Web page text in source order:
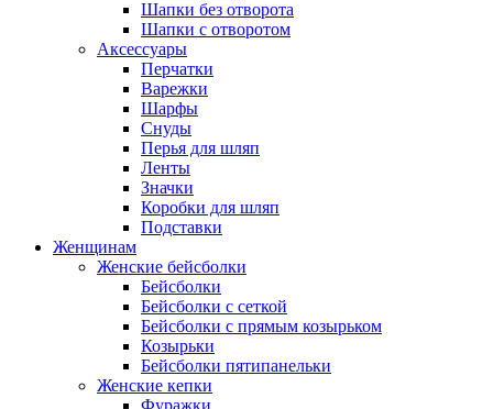
Шапки без отворота
Шапки с отворотом
Аксессуары
Перчатки
Варежки
Шарфы
Снуды
Перья для шляп
Ленты
Значки
Коробки для шляп
Подставки
Женщинам
Женские бейсболки
Бейсболки
Бейсболки с сеткой
Бейсболки с прямым козырьком
Козырьки
Бейсболки пятипанельки
Женские кепки
Фуражки